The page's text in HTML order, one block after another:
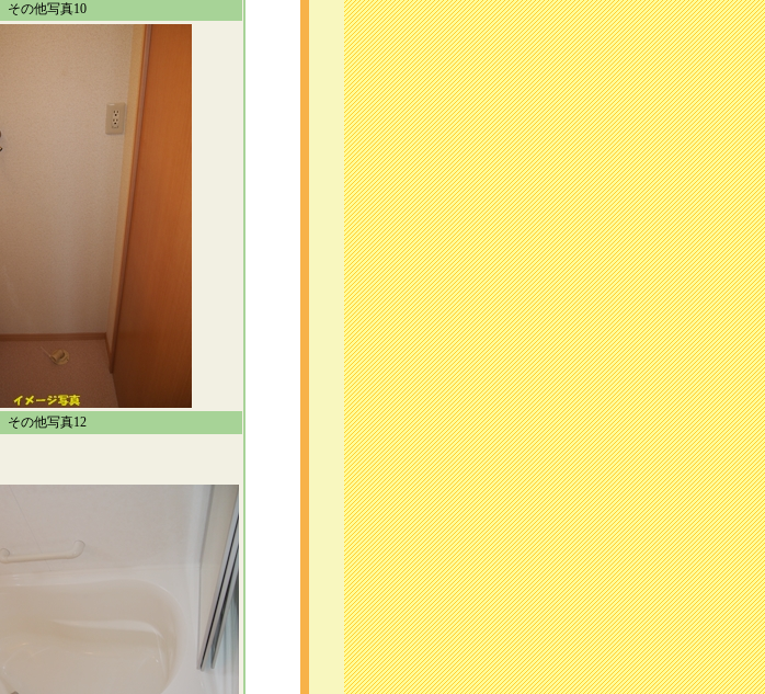
その他写真10
その他写真12